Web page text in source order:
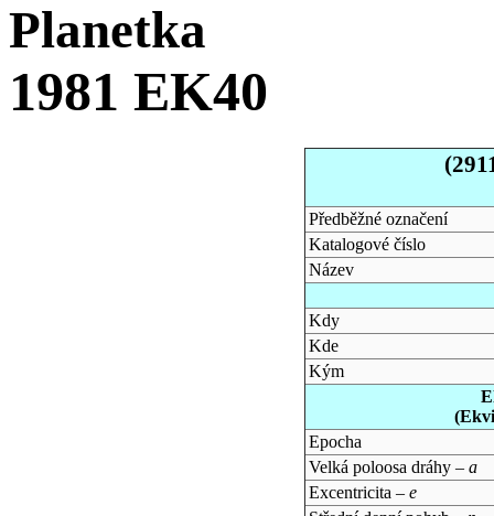
Planetka
1981 EK40
Předběžné označení
Katalogové číslo
Název
Kdy
Kde
Kým
Epocha
Velká poloosa dráhy – a
Excentricita – e